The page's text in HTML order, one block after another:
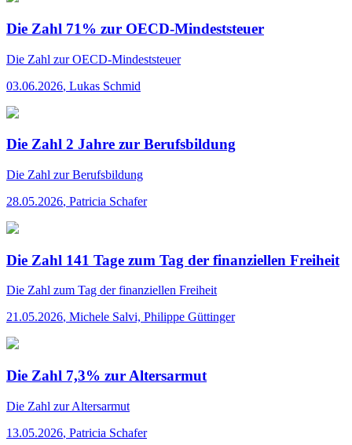
Die Zahl 71% zur OECD-Mindeststeuer
Die Zahl zur OECD-Mindeststeuer
03.06.2026, Lukas Schmid
Die Zahl 2 Jahre zur Berufsbildung
Die Zahl zur Berufsbildung
28.05.2026, Patricia Schafer
Die Zahl 141 Tage zum Tag der finanziellen Freiheit
Die Zahl zum Tag der finanziellen Freiheit
21.05.2026, Michele Salvi, Philippe Güttinger
Die Zahl 7,3% zur Altersarmut
Die Zahl zur Altersarmut
13.05.2026, Patricia Schafer